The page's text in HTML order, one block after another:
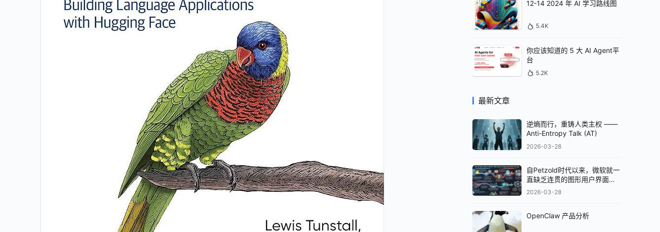
12-14 2024 年 AI 学习路线图
5.4K
你应该知道的 5 大 AI Agent平
台
5.2K
最新文章
逆熵而行，重铸人类主权 ——
Anti-Entropy Talk (AT)
2026-03-28
自Petzold时代以来，微软就一
直缺乏连贯的图形用户界面
（GUI）策略
2026-03-28
OpenClaw 产品分析